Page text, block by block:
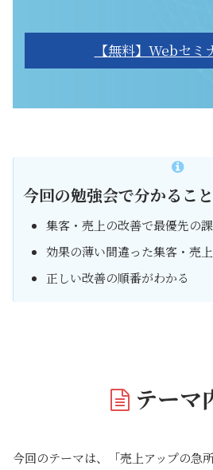
【無料】Webセミ
今回の勉強会で分かること
集客・売上の改善で最優先の
効果の薄い間違った集客・売
正しい改善の順番がわかる
テーマ
今回のテーマは、「売上アップの急